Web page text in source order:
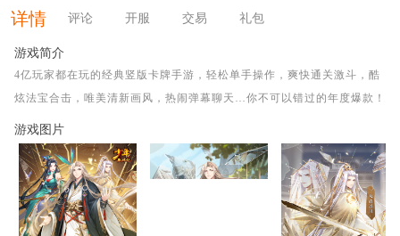
详情 评论 开服 交易 礼包
游戏简介
4亿玩家都在玩的经典竖版卡牌手游，轻松单手操作，爽快通关激斗，酷
炫法宝合击，唯美清新画风，热闹弹幕聊天…你不可以错过的年度爆款！
游戏图片